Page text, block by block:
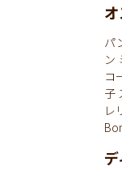
パ
ン
コ
子
レ